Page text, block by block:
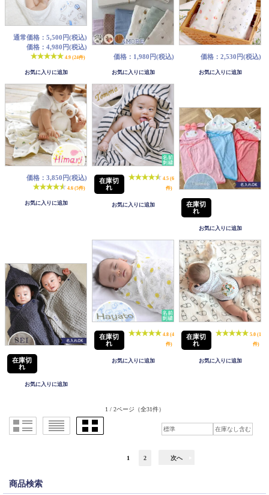
通常価格：5,500円(税込)
価格：4,980円(税込)
4.9 (24件) 価格：1,980円(税込) 価格：2,530円(税込)
価格：3,850円(税込)
4.6 (5件)
在庫切
れ
4.5 (6
件)
在庫切
れ
在庫切
れ
在庫切
れ
4.8 (4
件)
在庫切
れ
5.0 (1
件)
1 / 2ページ （全31件）
1 2 次へ
商品検索